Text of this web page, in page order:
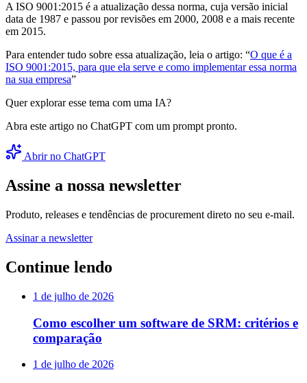
A ISO 9001:2015 é a atualização dessa norma, cuja versão inicial
data de 1987 e passou por revisões em 2000, 2008 e a mais recente
em 2015.
Para entender tudo sobre essa atualização, leia o artigo: “O que é a
ISO 9001:2015, para que ela serve e como implementar essa norma
na sua empresa”
Quer explorar esse tema com uma IA?
Abra este artigo no ChatGPT com um prompt pronto.
Abrir no ChatGPT
Assine a nossa newsletter
Produto, releases e tendências de procurement direto no seu e-mail.
Assinar a newsletter
Continue lendo
1 de julho de 2026
Como escolher um software de SRM: critérios e
comparação
1 de julho de 2026